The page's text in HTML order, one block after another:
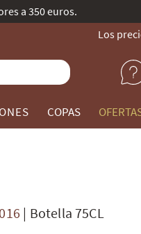
Los
COPAS
| Botella 75CL